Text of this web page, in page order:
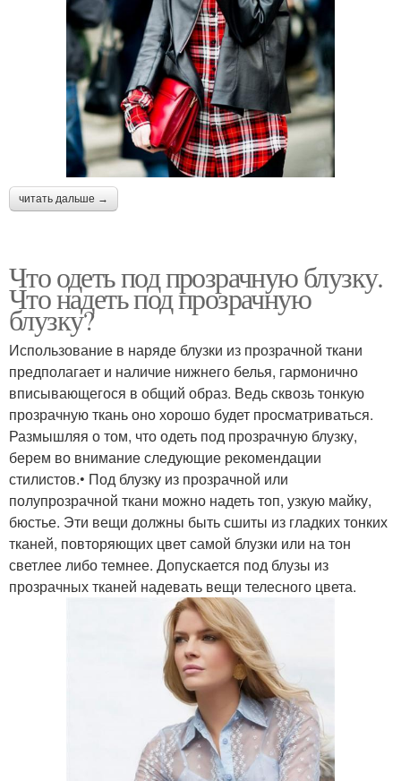
читать дальше →
Что одеть под прозрачную блузку.
Что надеть под прозрачную
блузку?
Использование в наряде блузки из прозрачной ткани
предполагает и наличие нижнего белья, гармонично
вписывающегося в общий образ. Ведь сквозь тонкую
прозрачную ткань оно хорошо будет просматриваться.
Размышляя о том, что одеть под прозрачную блузку,
берем во внимание следующие рекомендации
стилистов.• Под блузку из прозрачной или
полупрозрачной ткани можно надеть топ, узкую майку,
бюстье. Эти вещи должны быть сшиты из гладких тонких
тканей, повторяющих цвет самой блузки или на тон
светлее либо темнее. Допускается под блузы из
прозрачных тканей надевать вещи телесного цвета.